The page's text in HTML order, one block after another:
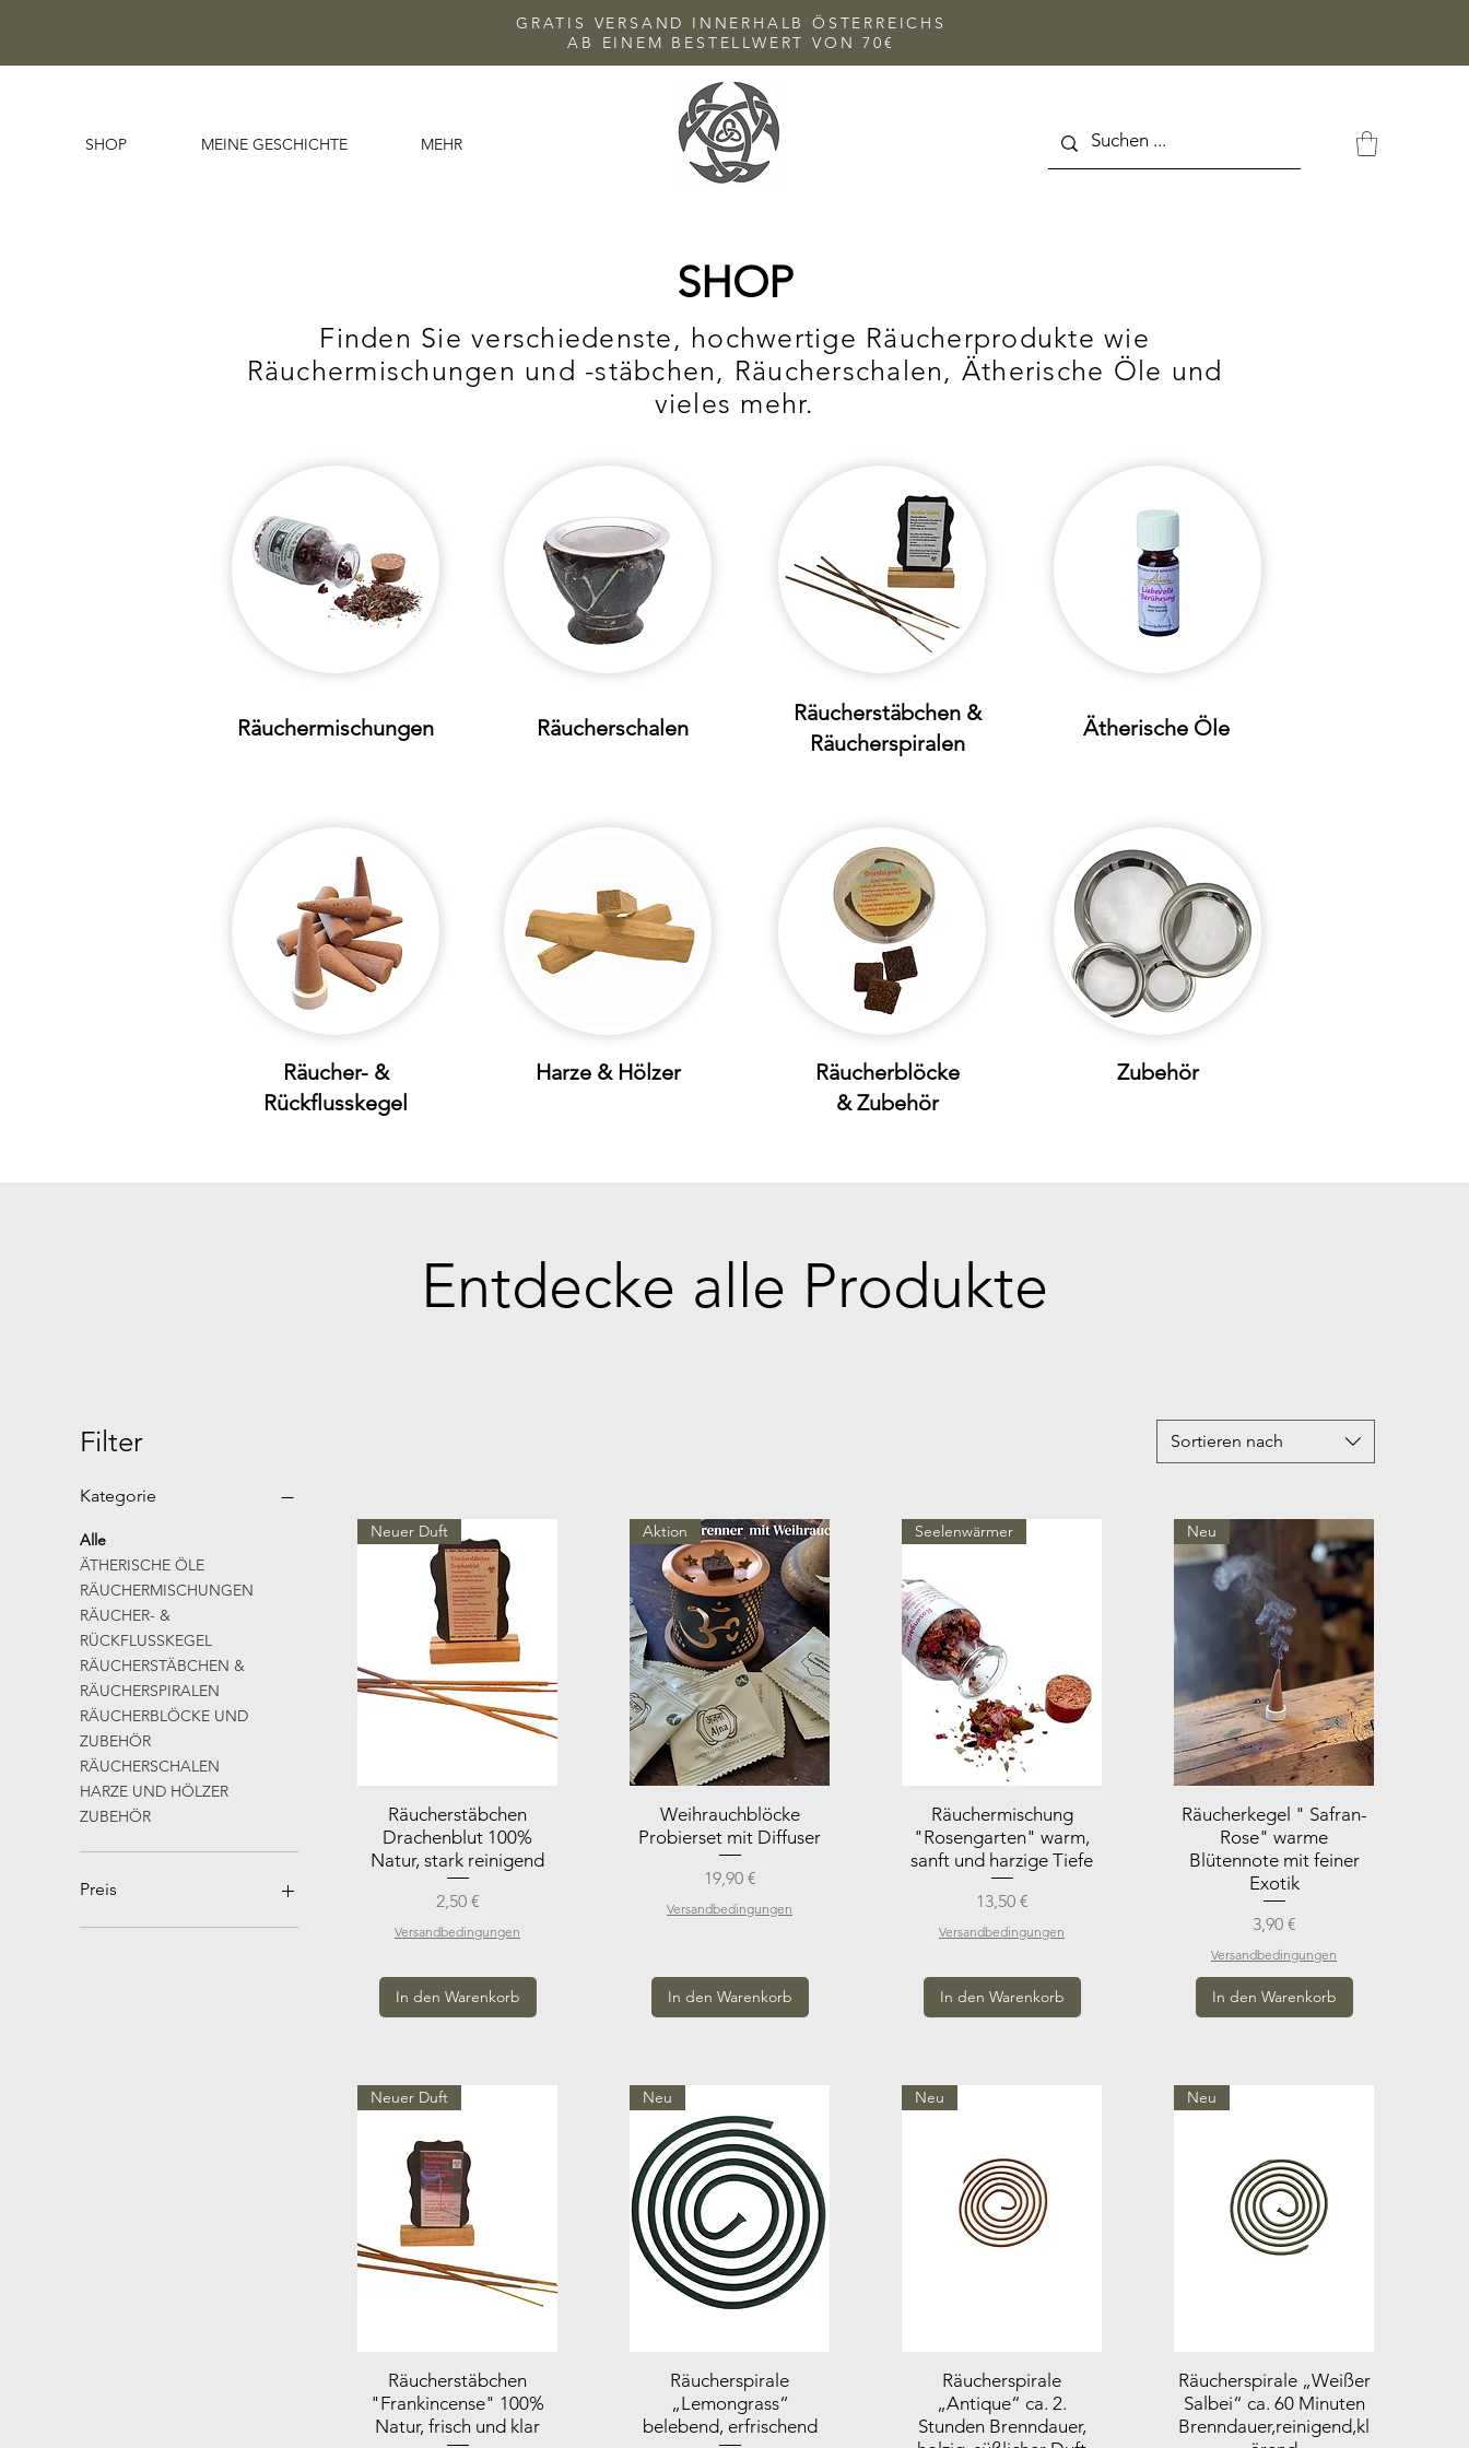
GRATIS VERSAND INNERHALB ÖSTERREICHS
AB EINEM BESTELLWERT VON 70€
SHOP MEINE GESCHICHTE MEHR
SHOP
Finden Sie verschiedenste, hochwertige Räucherprodukte wie
Räuchermischungen und -stäbchen, Räucherschalen, Ätherische Öle und
vieles mehr.
Räuchermischungen Räucherschalen
Räucherstäbchen &
Räucherspiralen
Ätherische Öle
Räucher- &
Rückflusskegel
Harze & Hölzer
Räucherblöcke
& Zubehör
Zubehör
Entdecke alle Produkte
Filter
Kategorie
Alle
ÄTHERISCHE ÖLE
RÄUCHERMISCHUNGEN
RÄUCHER- &
RÜCKFLUSSKEGEL
RÄUCHERSTÄBCHEN &
RÄUCHERSPIRALEN
RÄUCHERBLÖCKE UND
ZUBEHÖR
RÄUCHERSCHALEN
HARZE UND HÖLZER
ZUBEHÖR
Preis
Sortieren nach
Neuer Duft
Räucherstäbchen
Drachenblut 100%
Natur, stark reinigend
Preis
2,50 €
Versandbedingungen
In den Warenkorb
Aktion
Weihrauchblöcke
Probierset mit Diffuser
Preis
19,90 €
Versandbedingungen
In den Warenkorb
Seelenwärmer
Räuchermischung
"Rosengarten" warm,
sanft und harzige Tiefe
Preis
13,50 €
Versandbedingungen
In den Warenkorb
Neu
Räucherkegel " Safran-
Rose" warme
Blütennote mit feiner
Exotik
Preis
3,90 €
Versandbedingungen
In den Warenkorb
Neuer Duft
Räucherstäbchen
"Frankincense" 100%
Natur, frisch und klar
Neu
Räucherspirale
„Lemongrass“
belebend, erfrischend
Neu
Räucherspirale
„Antique“ ca. 2.
Stunden Brenndauer,
Neu
Räucherspirale „Weißer
Salbei“ ca. 60 Minuten
Brenndauer,reinigend,kl